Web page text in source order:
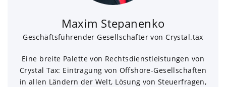
Maxim Stepanenko
Geschäftsführender Gesellschafter von Crystal.tax
Eine breite Palette von Rechtsdienstleistungen von
Crystal Tax: Eintragung von Offshore-Gesellschaften
in allen Ländern der Welt, Lösung von Steuerfragen,